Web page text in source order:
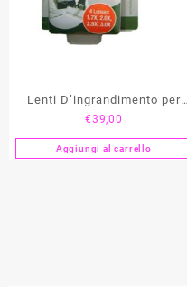
Lenti D’ingrandimento per
Occhiali STARMAG
€39,00
Aggiungi al carrello